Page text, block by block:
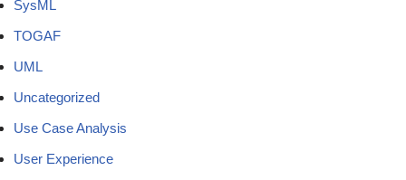
SysML
TOGAF
UML
Uncategorized
Use Case Analysis
User Experience